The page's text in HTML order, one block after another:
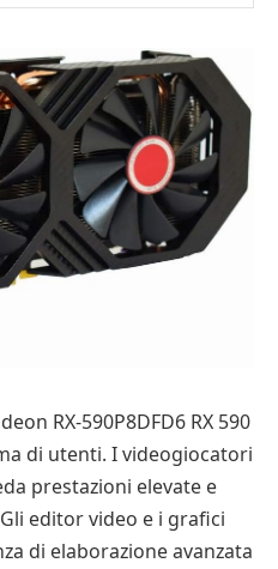
RX-590P8DFD6 RX 590
di utenti. I videogiocatori
prestazioni elevate e
editor video e i grafici
di elaborazione avanzata